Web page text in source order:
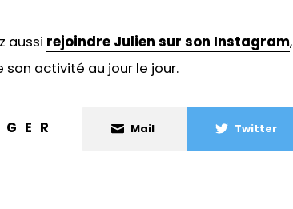
aussi rejoindre Julien sur son Instagram,
son activité au jour le jour.
Mail Twitter